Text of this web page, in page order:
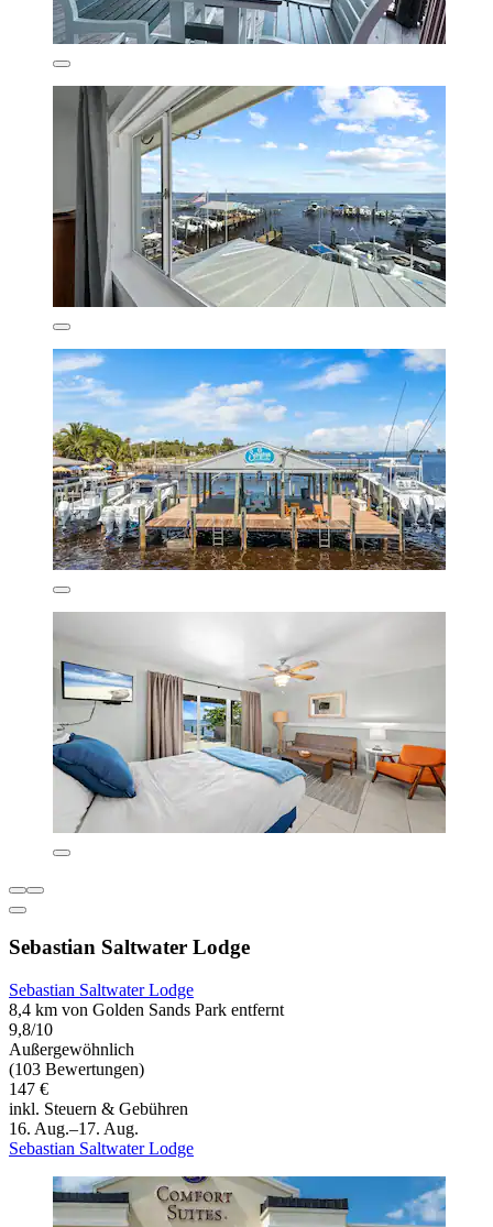
Sebastian Saltwater Lodge
Sebastian Saltwater Lodge
8,4 km von Golden Sands Park entfernt
9,8/10
Außergewöhnlich
(103 Bewertungen)
147 €
inkl. Steuern & Gebühren
16. Aug.–17. Aug.
Sebastian Saltwater Lodge